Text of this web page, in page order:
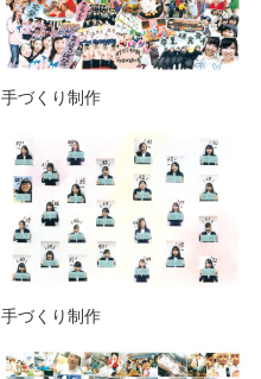
手づくり制作
手づくり制作